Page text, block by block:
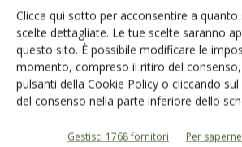
Clicca qui sotto per acconsentire a
scelte dettagliate. Le tue scelte saranno
questo sito. È possibile modificare le
momento, compreso il ritiro del
pulsanti della Cookie Policy o cliccando
del consenso nella parte inferiore dello
Gestisci 1768 fornitori Per
© Tecniche Nuove Spa. Tutti i diritti riservati. Sede
20157 Milano | Codice fiscale, Partita IVA e
Registrazione Tribunale di Milano n. 69 del 05/03/